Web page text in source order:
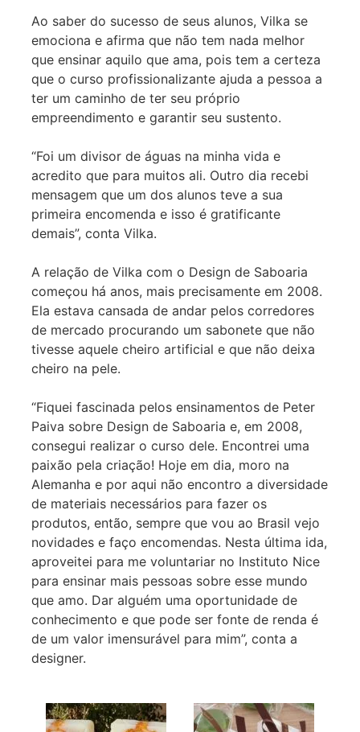
Ao saber do sucesso de seus alunos, Vilka se
emociona e afirma que não tem nada melhor
que ensinar aquilo que ama, pois tem a certeza
que o curso profissionalizante ajuda a pessoa a
ter um caminho de ter seu próprio
empreendimento e garantir seu sustento.
“Foi um divisor de águas na minha vida e
acredito que para muitos ali. Outro dia recebi
mensagem que um dos alunos teve a sua
primeira encomenda e isso é gratificante
demais”, conta Vilka.
A relação de Vilka com o Design de Saboaria
começou há anos, mais precisamente em 2008.
Ela estava cansada de andar pelos corredores
de mercado procurando um sabonete que não
tivesse aquele cheiro artificial e que não deixa
cheiro na pele.
“Fiquei fascinada pelos ensinamentos de Peter
Paiva sobre Design de Saboaria e, em 2008,
consegui realizar o curso dele. Encontrei uma
paixão pela criação! Hoje em dia, moro na
Alemanha e por aqui não encontro a diversidade
de materiais necessários para fazer os
produtos, então, sempre que vou ao Brasil vejo
novidades e faço encomendas. Nesta última ida,
aproveitei para me voluntariar no Instituto Nice
para ensinar mais pessoas sobre esse mundo
que amo. Dar alguém uma oportunidade de
conhecimento e que pode ser fonte de renda é
de um valor imensurável para mim”, conta a
designer.